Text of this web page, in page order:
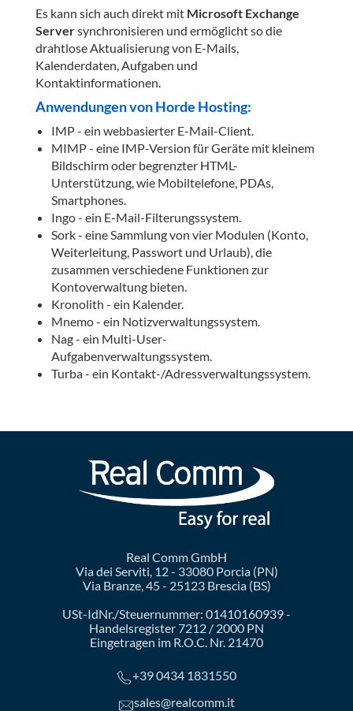
Es kann sich auch direkt mit Microsoft Exchange
Serversynchronisieren und ermöglicht so die
drahtlose Aktualisierung von E-Mails,
Kalenderdaten, Aufgaben und
Kontaktinformationen.
Anwendungen von Horde Hosting:
IMP - ein webbasierter E-Mail-Client.
MIMP - eine IMP-Version für Geräte mit kleinem
Bildschirm oder begrenzter HTML-
Unterstützung, wie Mobiltelefone, PDAs,
Smartphones.
Ingo - ein E-Mail-Filterungssystem.
Sork - eine Sammlung von vier Modulen (Konto,
Weiterleitung, Passwort und Urlaub), die
zusammen verschiedene Funktionen zur
Kontoverwaltung bieten.
Kronolith - ein Kalender.
Mnemo - ein Notizverwaltungssystem.
Nag - ein Multi-User-
Aufgabenverwaltungssystem.
Turba - ein Kontakt-/Adressverwaltungssystem.
Real Comm GmbH
Via dei Serviti, 12 - 33080 Porcia (PN)
Via Branze, 45 - 25123 Brescia (BS)
USt-IdNr./Steuernummer: 01410160939 -
Handelsregister 7212 / 2000 PN
Eingetragen im R.O.C. Nr. 21470
+39 0434 1831550
sales@realcomm.it